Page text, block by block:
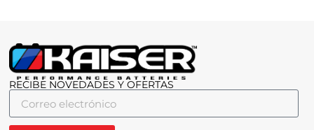
RECIBE NOVEDADES Y OFERTAS